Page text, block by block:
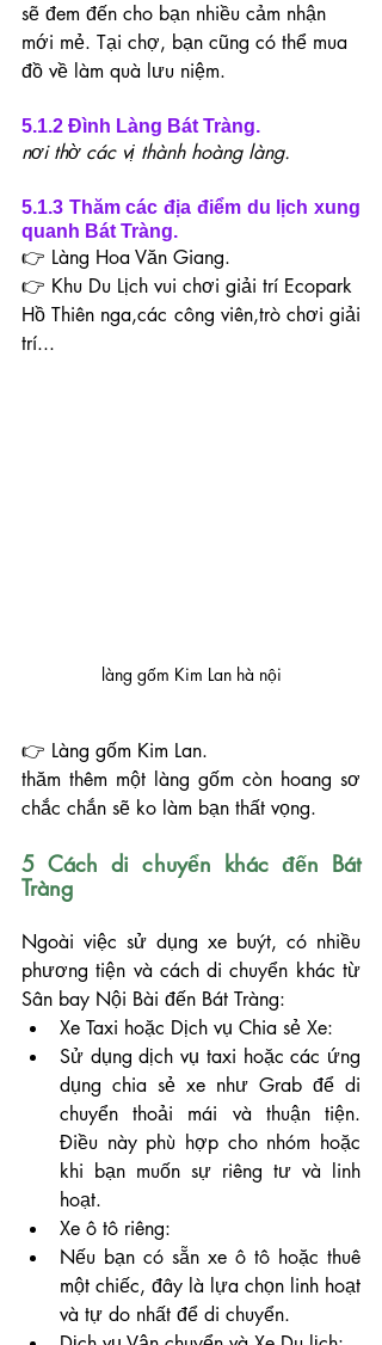
sẽ đem đến cho bạn nhiều cảm nhận
mới mẻ. Tại chợ, bạn cũng có thể mua
đồ về làm quà lưu niệm.
5.1.2 Đình Làng Bát Tràng.
nơi thờ các vị thành hoàng làng.
5.1.3 Thăm các địa điểm du lịch xung
quanh Bát Tràng.
👉 Làng Hoa Văn Giang.
👉 Khu Du Lịch vui chơi giải trí Ecopark
Hồ Thiên nga,các công viên,trò chơi giải
trí...
làng gốm Kim Lan hà nội
👉 Làng gốm Kim Lan.
thăm thêm một làng gốm còn hoang sơ
chắc chắn sẽ ko làm bạn thất vọng.
5 Cách di chuyển khác đến Bát
Tràng
Ngoài việc sử dụng xe buýt, có nhiều
phương tiện và cách di chuyển khác từ
Sân bay Nội Bài đến Bát Tràng:
Xe Taxi hoặc Dịch vụ Chia sẻ Xe:
Sử dụng dịch vụ taxi hoặc các ứng
dụng chia sẻ xe như Grab để di
chuyển thoải mái và thuận tiện.
Điều này phù hợp cho nhóm hoặc
khi bạn muốn sự riêng tư và linh
hoạt.
Xe ô tô riêng:
Nếu bạn có sẵn xe ô tô hoặc thuê
một chiếc, đây là lựa chọn linh hoạt
và tự do nhất để di chuyển.